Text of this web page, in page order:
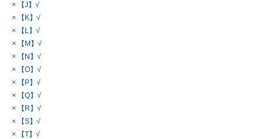
× 【J】√
× 【K】√
× 【L】√
× 【M】√
× 【N】√
× 【O】√
× 【P】√
× 【Q】√
× 【R】√
× 【S】√
× 【T】√